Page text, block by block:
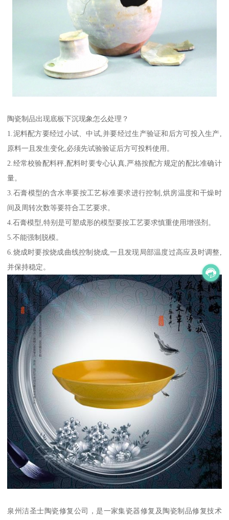
陶瓷制品出现底板下沉现象怎么处理？
1.泥料配方要经过小试、中试,并要经过生产验证和后方可投入生产,
原料一且发生变化,必须先试验验证后方可投料使用。
2.经常校验配料秤,配料时要专心认真,严格按配方规定的配比准确计
量。
3.石膏模型的含水率要按工艺标准要求进行控制,烘房温度和干燥时
间及周转次数等要符合工艺要求。
4.石膏模型,特别是可塑成形的模型要按工艺要求慎重使用增强剂。
5.不能强制脱模。
6.烧成时要按烧成曲线控制烧成,一且发现局部温度过高应及时调整,
并保持稳定。
泉州洁圣士陶瓷修复公司，是一家集瓷器修复及陶瓷制品修复技术